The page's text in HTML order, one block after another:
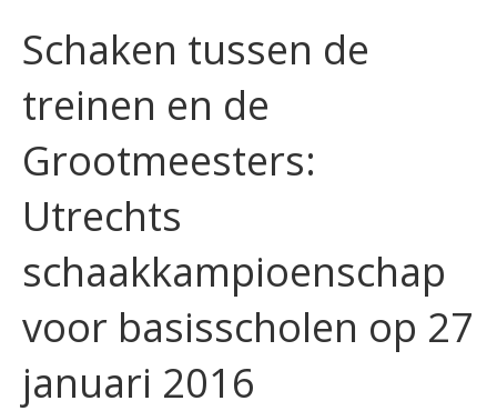
Schaken tussen de
treinen en de
Grootmeesters:
Utrechts
schaakkampioenschap
voor basisscholen op 27
januari 2016